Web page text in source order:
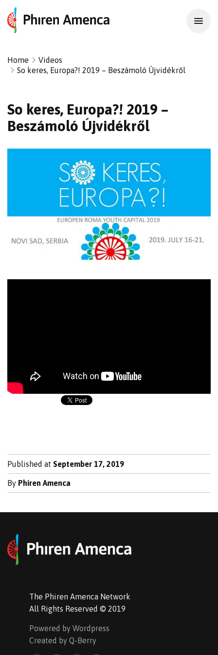
Home
Videos
So keres, Europa?! 2019 – Beszámoló Újvidékről
So keres, Europa?! 2019 –
Beszámoló Újvidékről
Published at September 17, 2019
By Phiren Amenca
The Phiren Amenca Network
All Rights Reserved © 2019
Powered by Wordpress
Created by Q-Berry